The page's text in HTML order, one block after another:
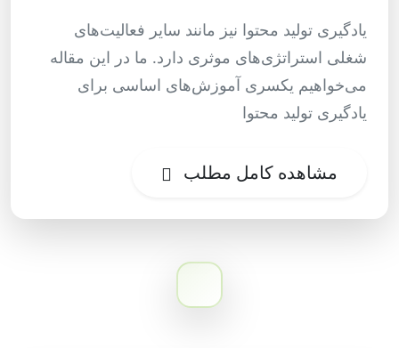
یادگیری تولید محتوا نیز مانند سایر فعالیت‌های
شغلی استراتژی‌های موثری دارد. ما در این مقاله
می‌خواهیم یکسری آموزش‌های اساسی برای
یادگیری تولید محتوا
مشاهده کامل مطلب